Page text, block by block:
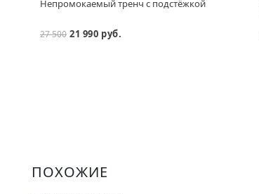
Непромокаемый тренч с подстёжкой
27 500 21 990 руб.
ПОХОЖИЕ